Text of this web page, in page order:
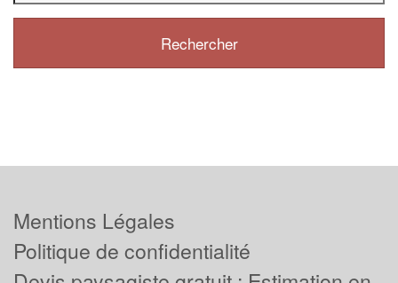
Mentions Légales
Politique de confidentialité